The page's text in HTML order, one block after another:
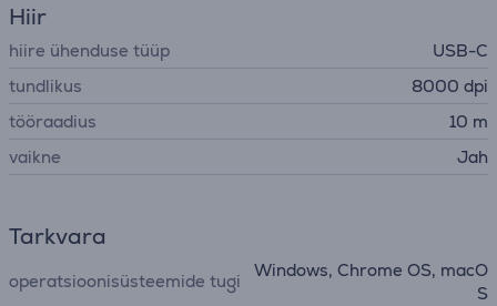
Hiir
hiire ühenduse tüüp
USB-C
tundlikus
8000 dpi
tööraadius
10 m
vaikne
Jah
Tarkvara
operatsioonisüsteemide tugi
Windows, Chrome OS, macO
S